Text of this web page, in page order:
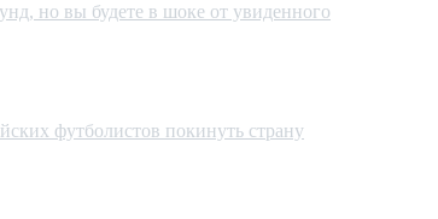
но вы будете в шоке от увиденного
футболистов покинуть страну